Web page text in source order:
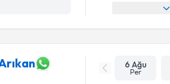
6 Ağu
Per